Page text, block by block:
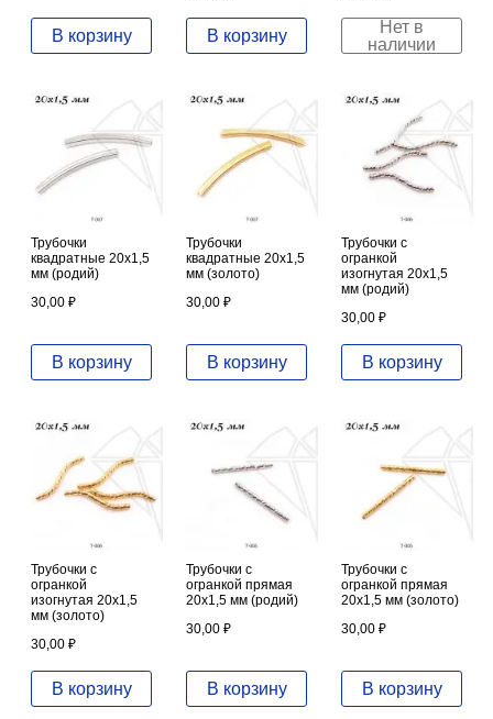
В корзину В корзину
Нет в
наличии
Трубочки
квадратные 20х1,5
мм (родий)
30,00 ₽
В корзину
Трубочки
квадратные 20х1,5
мм (золото)
30,00 ₽
В корзину
Трубочки с
огранкой
изогнутая 20х1,5
мм (родий)
30,00 ₽
В корзину
Трубочки с
огранкой
изогнутая 20х1,5
мм (золото)
30,00 ₽
В корзину
Трубочки с
огранкой прямая
20х1,5 мм (родий)
30,00 ₽
В корзину
Трубочки с
огранкой прямая
20х1,5 мм (золото)
30,00 ₽
В корзину